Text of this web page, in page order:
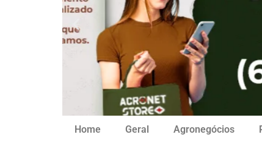
Home Geral Agronegócios